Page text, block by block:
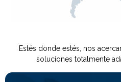
Bahnhofstrasse 104
Teléfono:
+41 43 497 39
Estés donde estés, nos
soluciones totalmente